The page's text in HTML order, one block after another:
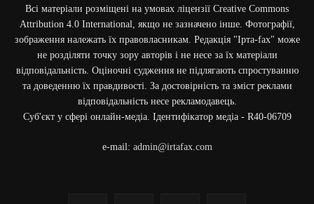
Всі матеріали розміщені на умовах ліцензії Creative Commons
Attribution 4.0 International, якщо не зазначено інше. Фотографії,
зображення належать їх правовласникам. Редакція "Ірта-fax" може
не розділяти точку зору авторів і не несе за їх матеріали
відповідальність. Оціночні судження не підлягають спростуванню
та доведенню їх правдивості. За достовірність та зміст реклами
відповідальність несе рекламодавець.
Cуб'єкт у сфері онлайн-медіа. Ідентифікатор медіа - R40-06709
e-mail: admin@irtafax.com